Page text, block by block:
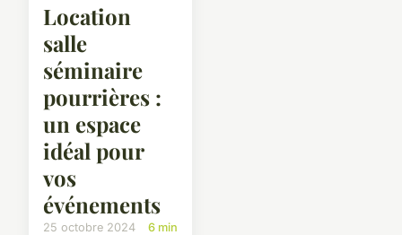
Location
salle
séminaire
pourrières :
un espace
idéal pour
vos
événements
25 octobre 2024 6 min